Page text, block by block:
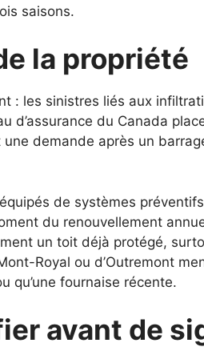
saisons.
la propriété
: les sinistres liés aux
du Canada
demande après un
de systèmes
du renouvellement
un toit déjà protégé,
Royal ou d’Outremont
qu’une fournaise récente.
avant de